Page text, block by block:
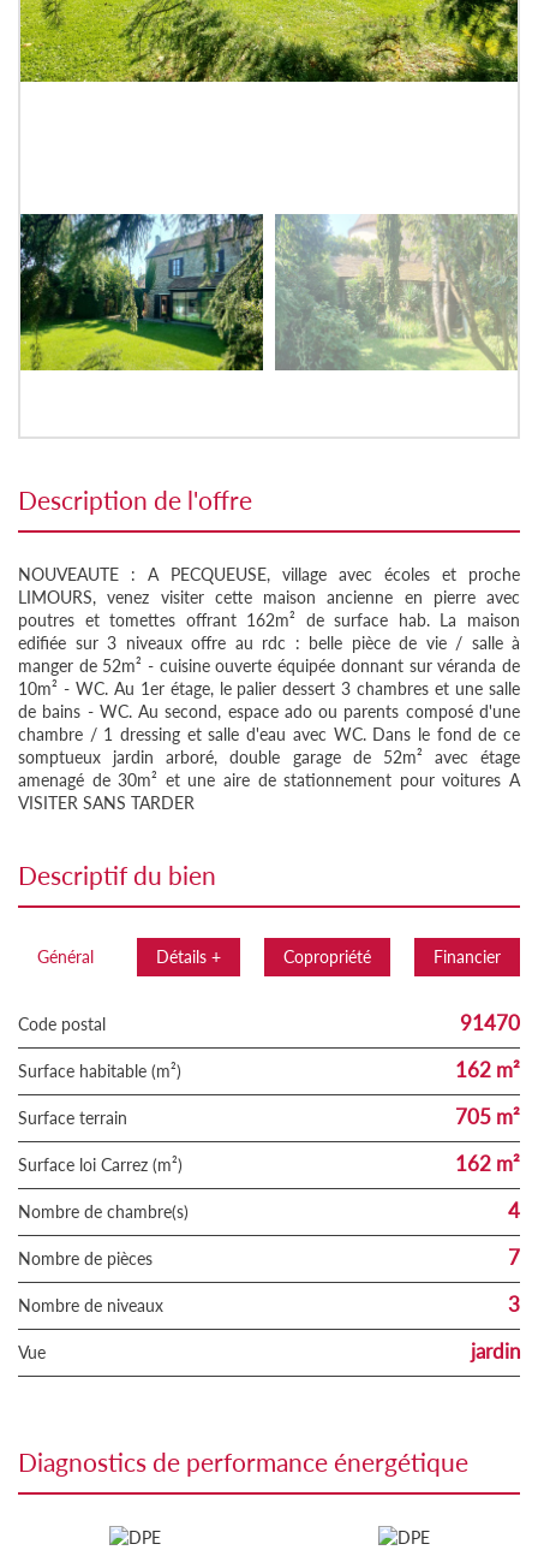
description de l'offre
NOUVEAUTE : A PECQUEUSE, village avec écoles et proche
LIMOURS, venez visiter cette maison ancienne en pierre avec
poutres et tomettes offrant 162m² de surface hab. La maison
edifiée sur 3 niveaux offre au rdc : belle pièce de vie / salle à
manger de 52m² - cuisine ouverte équipée donnant sur véranda de
10m² - WC. Au 1er étage, le palier dessert 3 chambres et une salle
de bains - WC. Au second, espace ado ou parents composé d'une
chambre / 1 dressing et salle d'eau avec WC. Dans le fond de ce
somptueux jardin arboré, double garage de 52m² avec étage
amenagé de 30m² et une aire de stationnement pour voitures A
VISITER SANS TARDER
descriptif du bien
Général Détails + Copropriété Financier
Code postal 91470
Surface habitable (m²) 162 m²
surface terrain 705 m²
Surface loi Carrez (m²) 162 m²
Nombre de chambre(s) 4
Nombre de pièces 7
Nombre de niveaux 3
Vue jardin
diagnostics de performance énergétique